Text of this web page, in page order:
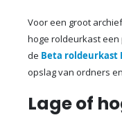
Voor een groot
hoge roldeurkast een
de Beta roldeurkast
opslag van ordners
Lage of